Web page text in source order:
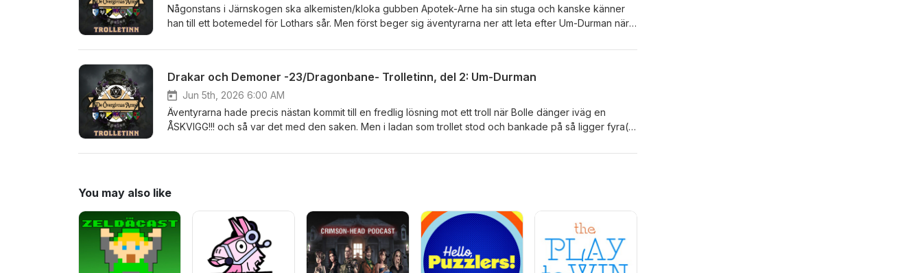
Någonstans i Järnskogen ska alkemisten/kloka gubben Apotek-Arne ha sin stuga och kanske känner
han till ett botemedel för Lothars sår. Men först beger sig äventyrarna ner att leta efter Um-Durman när
Alexander Nakarada | https://www.serpentsoundstudios.comMusic promoted by https://www.free-
Drakar och Demoner -23/Dragonbane- Trolletinn, del 2: Um-Durman
Jun 5th, 2026 6:00 AM
Äventyrarna hade precis nästan kommit till en fredlig lösning mot ett troll när Bolle dänger iväg en
ÅSKVIGG!!! och så var det med den saken. Men i ladan som trollet stod och bankade på så ligger fyra(?)
Alexander Nakarada | https://www.serpentsoundstudios.comMusic promoted by https://www.free-
You may also like